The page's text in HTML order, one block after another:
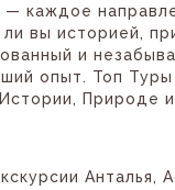
каждое
вы историей,
и
опыт. Топ
Природе
Анталья,